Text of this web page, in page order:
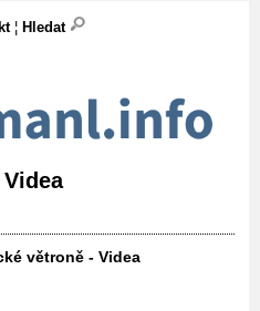
¦ Hledat
větroně - Videa